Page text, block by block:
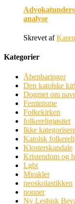
analyse
Skrevet af
Kategorier
Åbenbaringer
Den katolske
Dogmet om
Feminisme
Folkekirken
folkereligiøsitet
Ikke
Katolsk
Klosterskandale
Kristendom og
Lgbt
Mirakler
neoskolastikken
nonner
Ny Lesbisk